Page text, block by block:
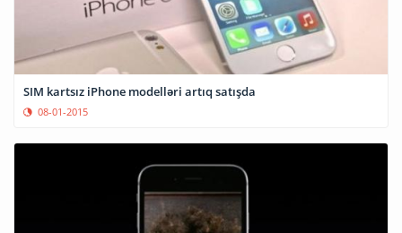
SIM kartsız iPhone modelləri artıq satışda
08-01-2015